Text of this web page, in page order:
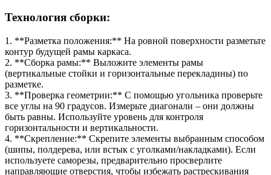
Технология сборки:
1. **Разметка положения:** На ровной поверхности разметьте
контур будущей рамы каркаса.
2. **Сборка рамы:** Выложите элементы рамы
(вертикальные стойки и горизонтальные перекладины) по
разметке.
3. **Проверка геометрии:** С помощью угольника проверьте
все углы на 90 градусов. Измерьте диагонали – они должны
быть равны. Используйте уровень для контроля
горизонтальности и вертикальности.
4. **Скрепление:** Скрепите элементы выбранным способом
(шипы, полдерева, или встык с уголками/накладками). Если
используете саморезы, предварительно просверлите
направляющие отверстия, чтобы избежать растрескивания